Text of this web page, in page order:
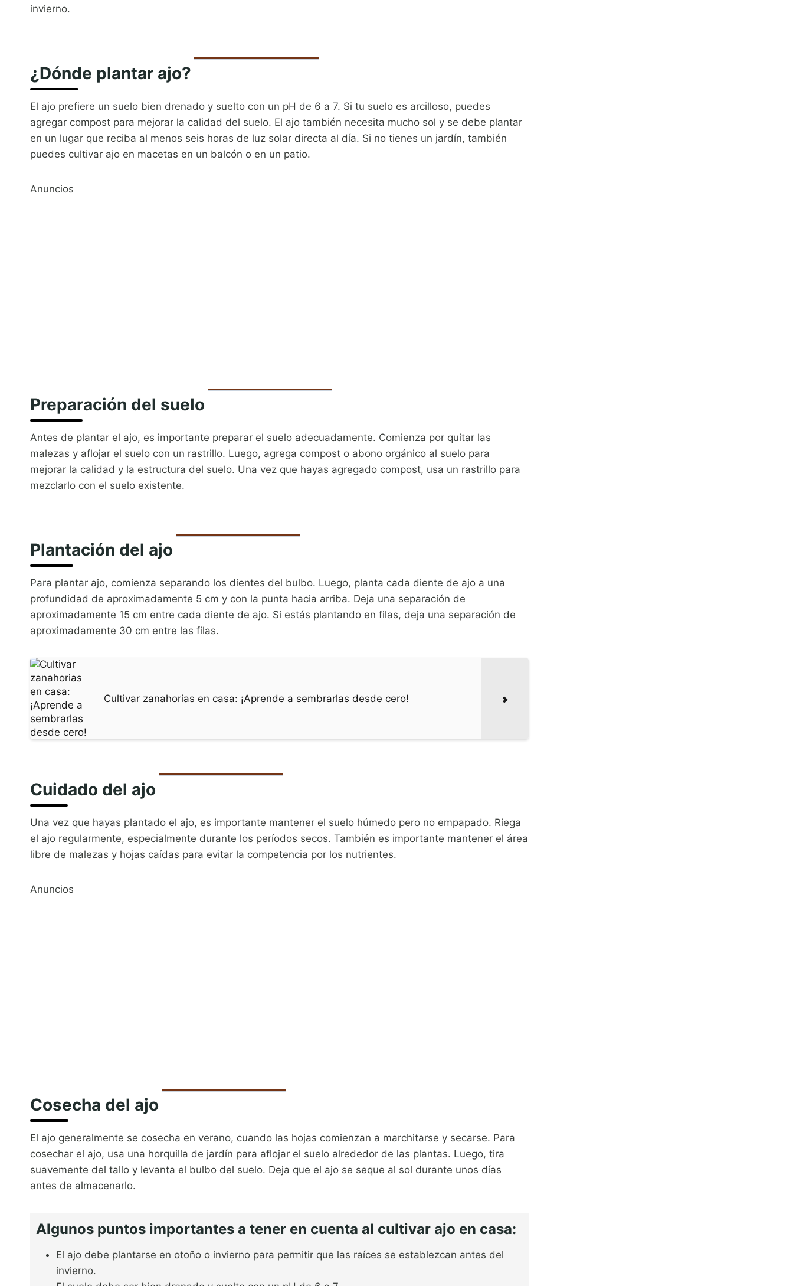
invierno.
¿Dónde plantar ajo?
El ajo prefiere un suelo bien drenado y suelto con un pH de 6 a 7. Si tu suelo es arcilloso, puedes
agregar compost para mejorar la calidad del suelo. El ajo también necesita mucho sol y se debe plantar
en un lugar que reciba al menos seis horas de luz solar directa al día. Si no tienes un jardín, también
puedes cultivar ajo en macetas en un balcón o en un patio.
Anuncios
Preparación del suelo
Antes de plantar el ajo, es importante preparar el suelo adecuadamente. Comienza por quitar las
malezas y aflojar el suelo con un rastrillo. Luego, agrega compost o abono orgánico al suelo para
mejorar la calidad y la estructura del suelo. Una vez que hayas agregado compost, usa un rastrillo para
mezclarlo con el suelo existente.
Plantación del ajo
Para plantar ajo, comienza separando los dientes del bulbo. Luego, planta cada diente de ajo a una
profundidad de aproximadamente 5 cm y con la punta hacia arriba. Deja una separación de
aproximadamente 15 cm entre cada diente de ajo. Si estás plantando en filas, deja una separación de
aproximadamente 30 cm entre las filas.
Cultivar zanahorias en casa: ¡Aprende a sembrarlas desde cero!
Cuidado del ajo
Una vez que hayas plantado el ajo, es importante mantener el suelo húmedo pero no empapado. Riega
el ajo regularmente, especialmente durante los períodos secos. También es importante mantener el área
libre de malezas y hojas caídas para evitar la competencia por los nutrientes.
Anuncios
Cosecha del ajo
El ajo generalmente se cosecha en verano, cuando las hojas comienzan a marchitarse y secarse. Para
cosechar el ajo, usa una horquilla de jardín para aflojar el suelo alrededor de las plantas. Luego, tira
suavemente del tallo y levanta el bulbo del suelo. Deja que el ajo se seque al sol durante unos días
antes de almacenarlo.
Algunos puntos importantes a tener en cuenta al cultivar ajo en casa:
El ajo debe plantarse en otoño o invierno para permitir que las raíces se establezcan antes del
invierno.